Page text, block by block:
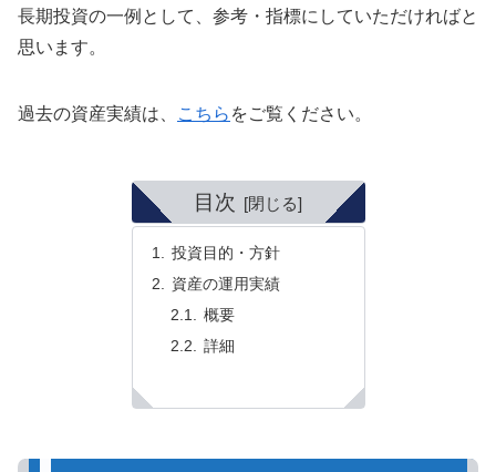
長期投資の一例として、参考・指標にしていただければと
思います。
過去の資産実績は、 こちら をご覧ください。
目次
投資目的・方針
資産の運用実績
概要
詳細